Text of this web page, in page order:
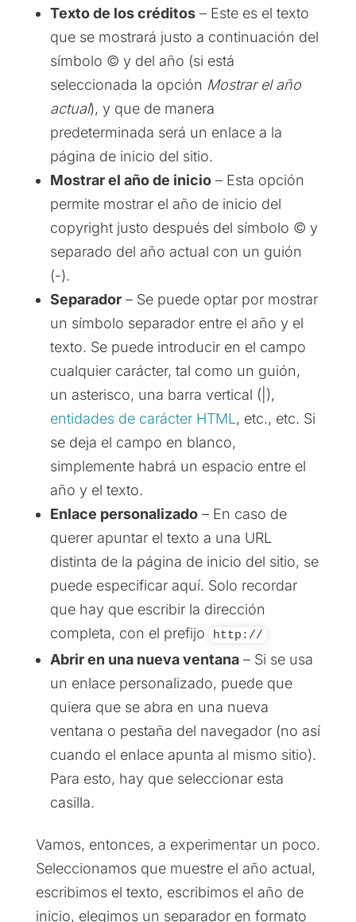
Texto de los créditos– Este es el texto
que se mostrará justo a continuación del
símbolo © y del año (si está
seleccionada la opción Mostrar el año
actual), y que de manera
predeterminada será un enlace a la
página de inicio del sitio.
Mostrar el año de inicio– Esta opción
permite mostrar el año de inicio del
copyright justo después del símbolo © y
separado del año actual con un guión
(-).
Separador– Se puede optar por mostrar
un símbolo separador entre el año y el
texto. Se puede introducir en el campo
cualquier carácter, tal como un guión,
un asterisco, una barra vertical (|),
entidades de carácter HTML, etc., etc. Si
se deja el campo en blanco,
simplemente habrá un espacio entre el
año y el texto.
Enlace personalizado– En caso de
querer apuntar el texto a una URL
distinta de la página de inicio del sitio, se
puede especificar aquí. Solo recordar
que hay que escribir la dirección
completa, con el prefijo
http://
Abrir en una nueva ventana– Si se usa
un enlace personalizado, puede que
quiera que se abra en una nueva
ventana o pestaña del navegador (no así
cuando el enlace apunta al mismo sitio).
Para esto, hay que seleccionar esta
casilla.
Vamos, entonces, a experimentar un poco.
Seleccionamos que muestre el año actual,
escribimos el texto, escribimos el año de
inicio, elegimos un separador en formato